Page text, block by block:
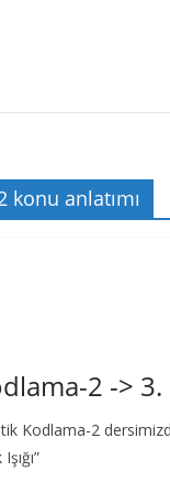
anlatımı
2 ->
Kodlama-2